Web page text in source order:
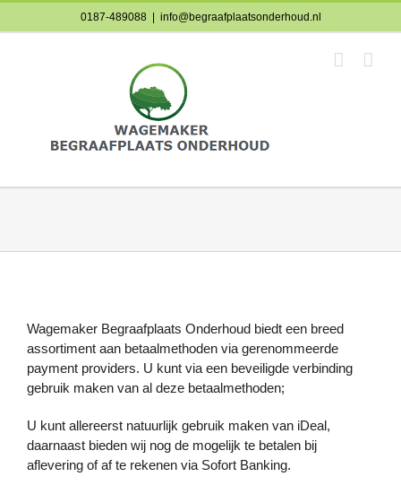
to
0187-489088 info@begraafplaatsonderhoud.nl
Wagemaker Begraafplaats Onderhoud biedt een breed
assortiment aan betaalmethoden via gerenommeerde
payment providers. U kunt via een beveiligde verbinding
gebruik maken van al deze betaalmethoden;
U kunt allereerst natuurlijk gebruik maken van iDeal,
daarnaast bieden wij nog de mogelijk te betalen bij
aflevering of af te rekenen via Sofort Banking.